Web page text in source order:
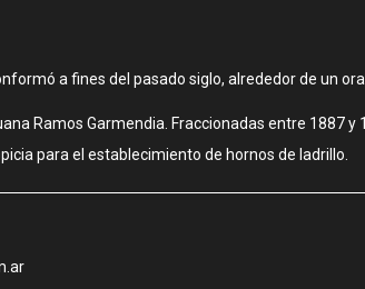
a fines del pasado siglo, alrededor de un
Ramos Garmendia. Fraccionadas entre 1887
para el establecimiento de hornos de ladrillo.